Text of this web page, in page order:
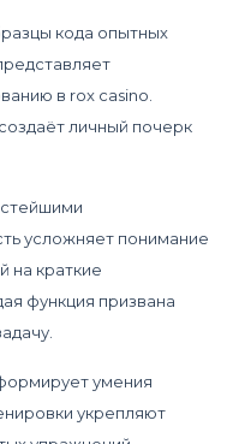
кода опытных
в rox casino.
личный почерк
усложняет понимание
на краткие
функция призвана
умения
укрепляют